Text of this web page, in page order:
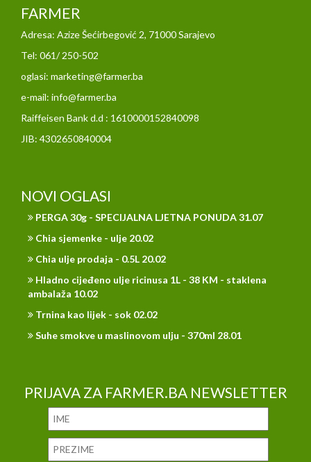
FARMER
Adresa: Azize Šećirbegović 2, 71000 Sarajevo
Tel: 061/ 250-502
oglasi: marketing@farmer.ba
e-mail: info@farmer.ba
Raiffeisen Bank d.d : 1610000152840098
JIB: 4302650840004
NOVI OGLASI
PERGA 30g - SPECIJALNA LJETNA PONUDA 31.07
Chia sjemenke - ulje 20.02
Chia ulje prodaja - 0.5L 20.02
Hladno cijeđeno ulje ricinusa 1L - 38 KM - staklena
ambalaža 10.02
Trnina kao lijek - sok 02.02
Suhe smokve u maslinovom ulju - 370ml 28.01
PRIJAVA ZA FARMER.BA NEWSLETTER